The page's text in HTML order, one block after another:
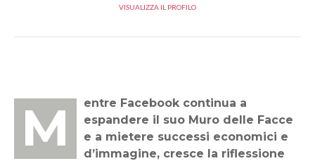
VISUALIZZA IL PROFILO
Mentre Facebook continua a
espandere il suo Muro delle Facce
e a mietere successi economici e
d’immagine, cresce la riflessione